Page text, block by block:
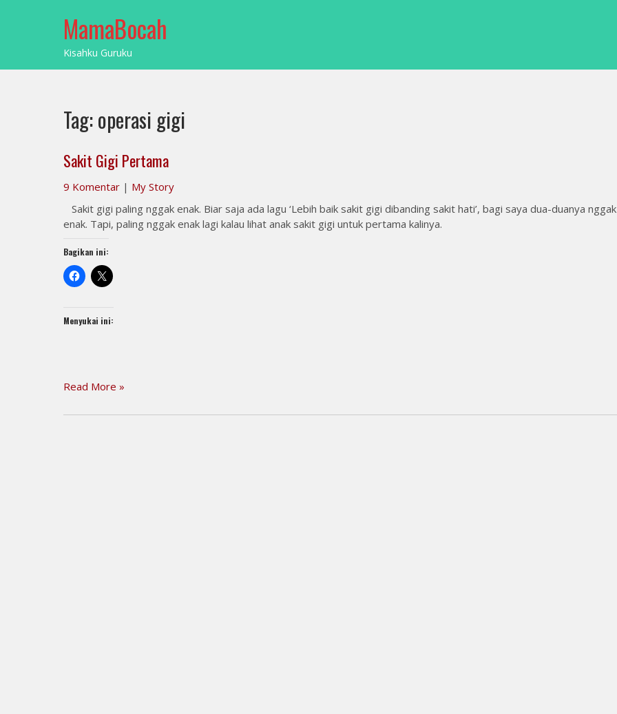
MamaBocah
Kisahku Guruku
Tag:operasi gigi
Sakit Gigi Pertama
9 Komentar | My Story
Sakit gigi paling nggak enak. Biar saja ada lagu ‘Lebih baik sakit gigi dibanding sakit hati’, bagi saya dua-duanya nggak
enak. Tapi, paling nggak enak lagi kalau lihat anak sakit gigi untuk pertama kalinya.
Bagikan ini:
Menyukai ini:
Read More »